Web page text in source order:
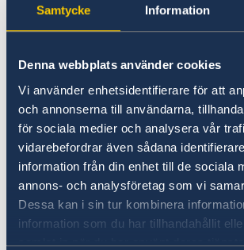
Samtycke Information
Denna webbplats använder cookies
Vi använder enhetsidentifierare för att
och annonserna till användarna,
för sociala medier och analysera vår
vidarebefordrar även sådana
information från din enhet till de sociala
annons- och analysföretag som vi
Dessa kan i sin tur kombinera
information som du har tillhandahållit
samlat in när du har använt deras
Fler användbara länkar
Utvecklingssamarbete
Openaid
Demokrati
Korruption
förnuft, speciellt vid vistelse
platser samt i folksamlingar.
promenader efter mörkrets
Undvik att på allmänna
smycken, pengar,
andra attraktiva
Förvara passet på ett säkert
alltid med en kopia, inklusive
passet där gällande visering/
instämplat.
Normal vaksamhet vid